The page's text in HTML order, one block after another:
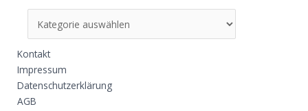
Kontakt
Impressum
Datenschutzerklärung
AGB